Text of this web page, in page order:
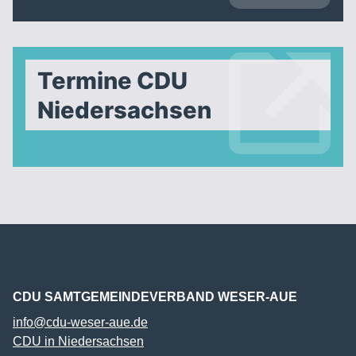
Termine CDU
Niedersachsen
CDU SAMTGEMEINDEVERBAND WESER-AUE
info@cdu-weser-aue.de
CDU in Niedersachsen